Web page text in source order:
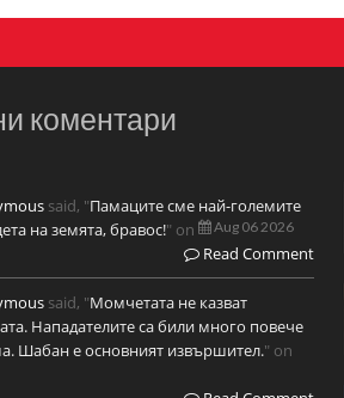
коментари
said, "Памаците сме най-големите
на земята, бравос!" on Aug 06 2026
Read Comment
said, "Момчетата не казват
Нападателите са били много повече
Шабан е основният извършител." on